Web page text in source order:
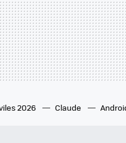
2026 Claude